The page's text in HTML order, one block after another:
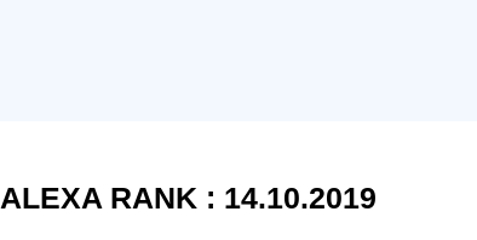
ALEXA RANK : 14.10.2019